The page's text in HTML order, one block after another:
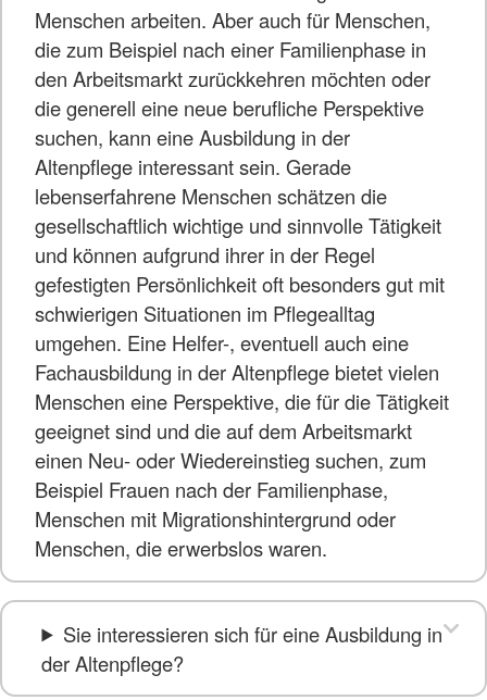
Menschen arbeiten. Aber auch für Menschen,
die zum Beispiel nach einer Familienphase in
den Arbeitsmarkt zurückkehren möchten oder
die generell eine neue berufliche Perspektive
suchen, kann eine Ausbildung in der
Altenpflege interessant sein. Gerade
lebenserfahrene Menschen schätzen die
gesellschaftlich wichtige und sinnvolle Tätigkeit
und können aufgrund ihrer in der Regel
gefestigten Persönlichkeit oft besonders gut mit
schwierigen Situationen im Pflegealltag
umgehen. Eine Helfer-, eventuell auch eine
Fachausbildung in der Altenpflege bietet vielen
Menschen eine Perspektive, die für die Tätigkeit
geeignet sind und die auf dem Arbeitsmarkt
einen Neu- oder Wiedereinstieg suchen, zum
Beispiel Frauen nach der Familienphase,
Menschen mit Migrationshintergrund oder
Menschen, die erwerbslos waren.
Sie interessieren sich für eine Ausbildung in
der Altenpflege?